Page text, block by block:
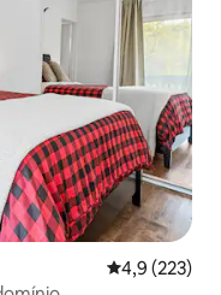
4,9 de uma
4,9 (223)